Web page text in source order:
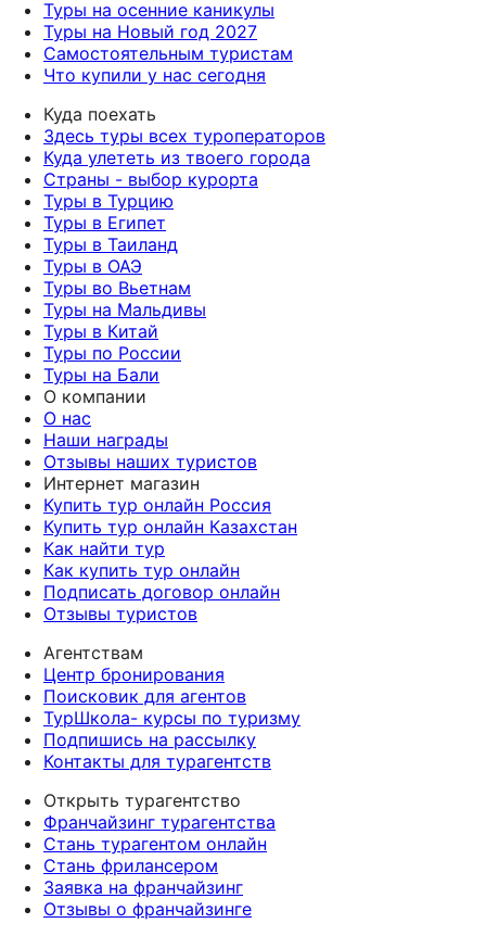
Туры на осенние каникулы
Туры на Новый год 2027
Самостоятельным туристам
Что купили у нас сегодня
Куда поехать
Здесь туры всех туроператоров
Куда улететь из твоего города
Страны - выбор курорта
Туры в Турцию
Туры в Египет
Туры в Таиланд
Туры в ОАЭ
Туры во Вьетнам
Туры на Мальдивы
Туры в Китай
Туры по России
Туры на Бали
О компании
О нас
Наши награды
Отзывы наших туристов
Интернет магазин
Купить тур онлайн Россия
Купить тур онлайн Казахстан
Как найти тур
Как купить тур онлайн
Подписать договор онлайн
Отзывы туристов
Агентствам
Центр бронирования
Поисковик для агентов
ТурШкола- курсы по туризму
Подпишись на рассылку
Контакты для турагентств
Открыть турагентство
Франчайзинг турагентства
Стань турагентом онлайн
Стань фрилансером
Заявка на франчайзинг
Отзывы о франчайзинге